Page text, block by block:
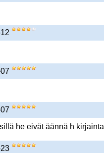
he eivät äännä h kirjainta